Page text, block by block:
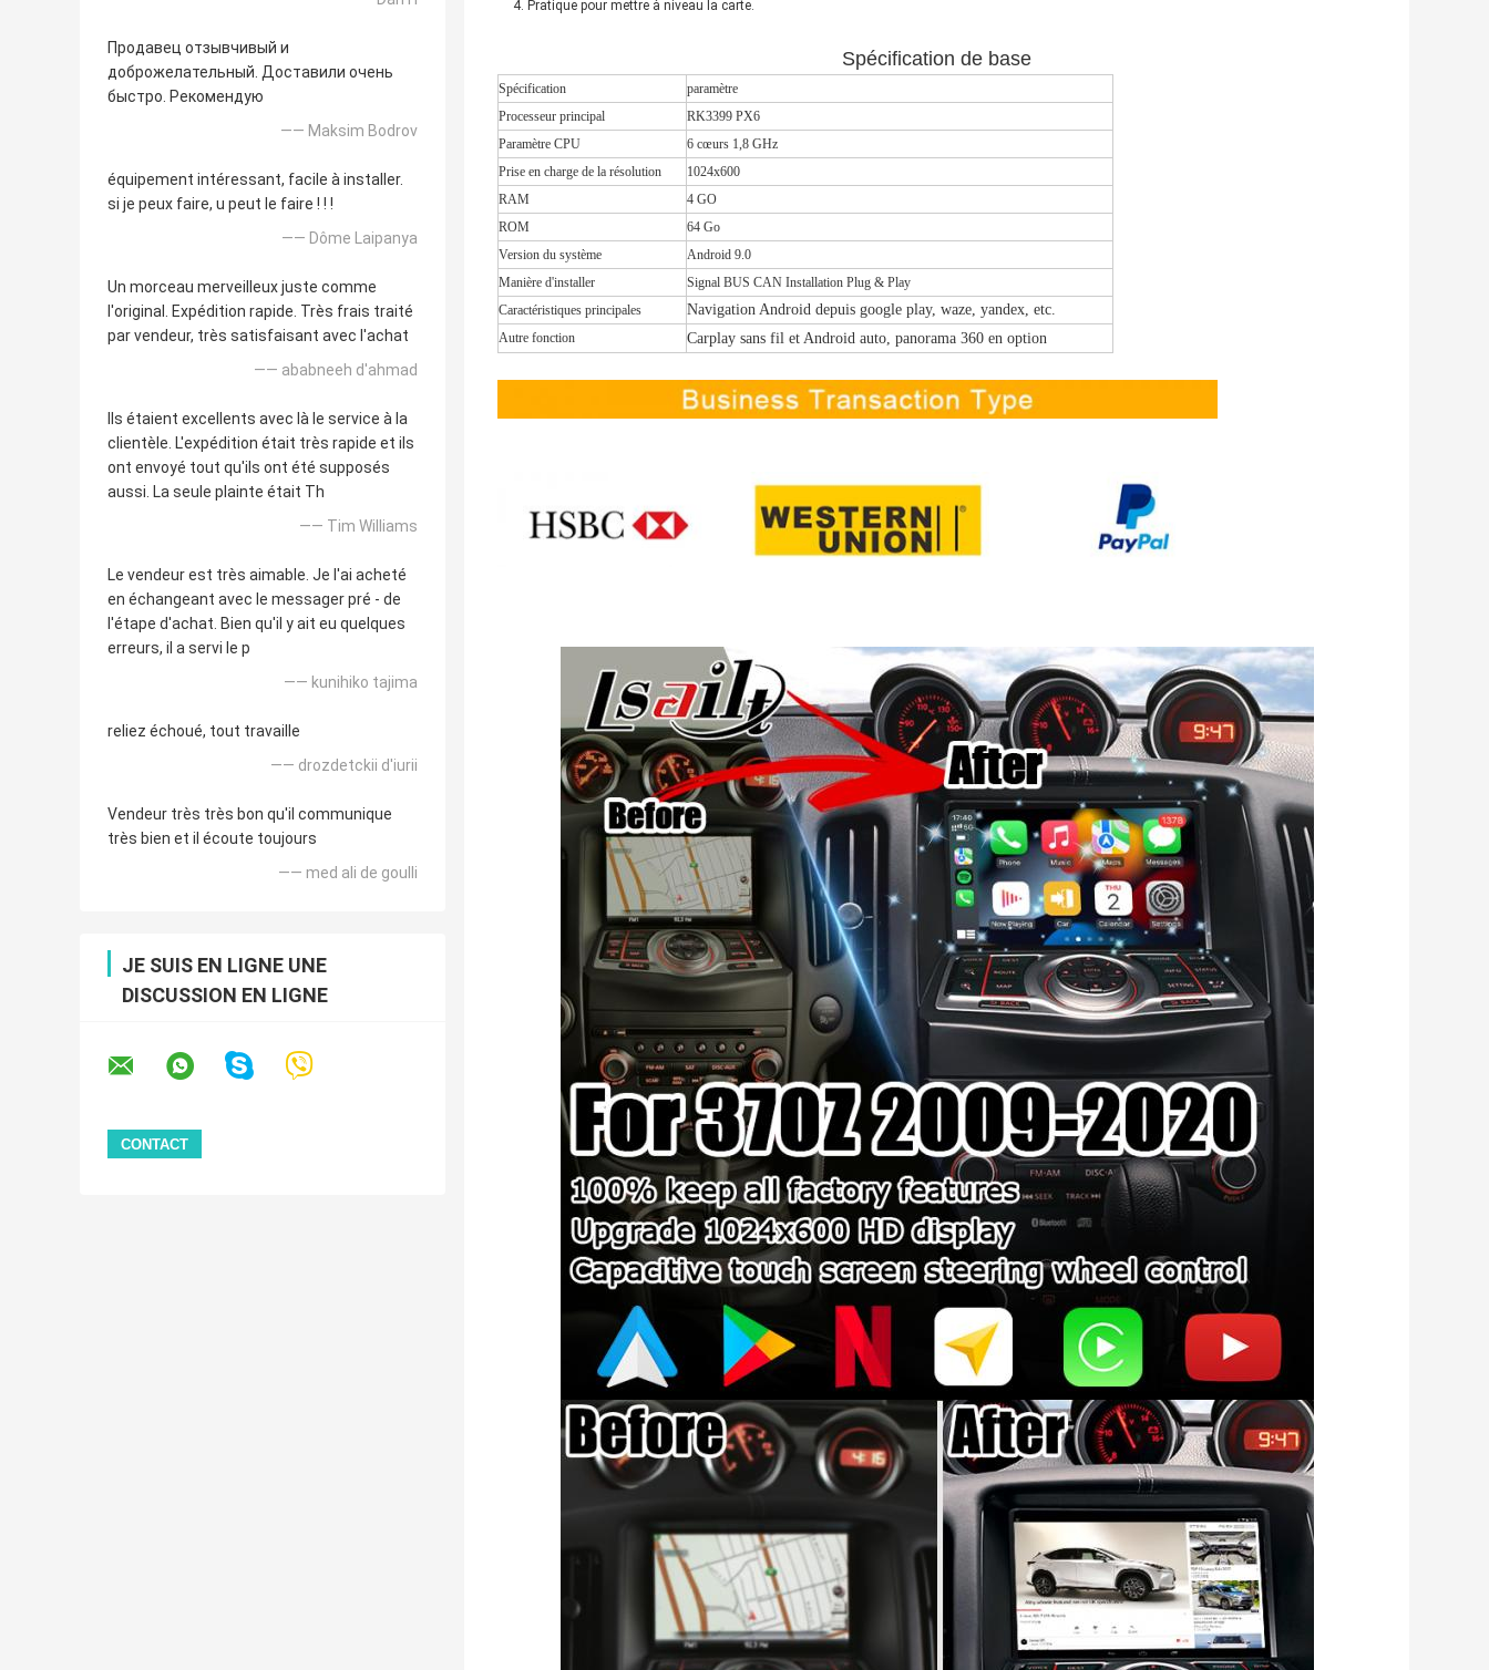
Продавец отзывчивый и
доброжелательный. Доставили очень
быстро. Рекомендую
—— Maksim Bodrov
équipement intéressant, facile à installer.
si je peux faire, u peut le faire ! ! !
—— Dôme Laipanya
Un morceau merveilleux juste comme
l'original. Expédition rapide. Très frais traité
par vendeur, très satisfaisant avec l'achat
—— ababneeh d'ahmad
Ils étaient excellents avec là le service à la
clientèle. L'expédition était très rapide et ils
ont envoyé tout qu'ils ont été supposés
aussi. La seule plainte était Th
—— Tim Williams
Le vendeur est très aimable. Je l'ai acheté
en échangeant avec le messager pré - de
l'étape d'achat. Bien qu'il y ait eu quelques
erreurs, il a servi le p
—— kunihiko tajima
reliez échoué, tout travaille
—— drozdetckii d'iurii
Vendeur très très bon qu'il communique
très bien et il écoute toujours
—— med ali de goulli
JE SUIS EN LIGNE UNE
DISCUSSION EN LIGNE
4. Pratique pour mettre à niveau la carte.
Spécification de base
Spécification
paramètre
Processeur principal
RK3399 PX6
Paramètre CPU
6 cœurs 1,8 GHz
Prise en charge de la résolution
1024x600
RAM
4 GO
ROM
64 Go
Version du système
Android 9.0
Manière d'installer
Signal BUS CAN Installation Plug & Play
Caractéristiques principales
Navigation Android depuis google play, waze, yandex, etc.
Autre fonction Carplay sans fil et Android auto, panorama 360 en option